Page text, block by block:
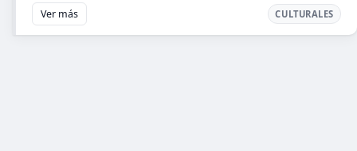
Ver más CULTURALES